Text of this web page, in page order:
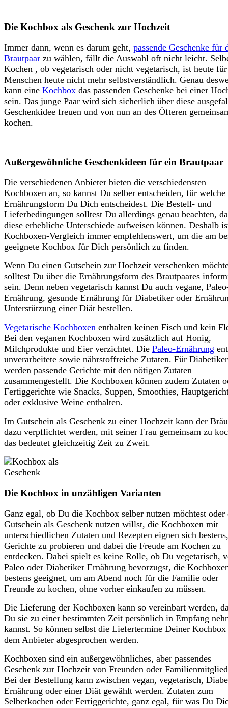
Die Kochbox als Geschenk zur Hochzeit
Immer dann, wenn es darum geht, passende Geschenke für
Brautpaar zu wählen, fällt die Auswahl oft nicht leicht.
Kochen , ob vegetarisch oder nicht vegetarisch, ist heute
Menschen heute nicht mehr selbstverständlich. Genau
kann eine Kochbox das passenden Geschenke bei einer
sein. Das junge Paar wird sich sicherlich über diese
Geschenkidee freuen und von nun an des Öfteren
kochen.
Außergewöhnliche Geschenkideen für ein Brautpaar
Die verschiedenen Anbieter bieten die verschiedensten
Kochboxen an, so kannst Du selber entscheiden, für welche
Ernährungsform Du Dich entscheidest. Die Bestell- und
Lieferbedingungen solltest Du allerdings genau beachten, da
diese erhebliche Unterschiede aufweisen können. Deshalb
Kochboxen-Vergleich immer empfehlenswert, um die am
geeignete Kochbox für Dich persönlich zu finden.
Wenn Du einen Gutschein zur Hochzeit verschenken
solltest Du über die Ernährungsform des Brautpaares
sein. Denn neben vegetarisch kannst Du auch vegane,
Ernährung, gesunde Ernährung für Diabetiker oder
Unterstützung einer Diät bestellen.
Vegetarische Kochboxen enthalten keinen Fisch und kein
Bei den veganen Kochboxen wird zusätzlich auf Honig,
Milchprodukte und Eier verzichtet. Die Paleo-Ernährung
unverarbeitete sowie nährstoffreiche Zutaten. Für Diabetiker
werden passende Gerichte mit den nötigen Zutaten
zusammengestellt. Die Kochboxen können zudem Zutaten
Fertiggerichte wie Snacks, Suppen, Smoothies,
oder exklusive Weine enthalten.
Im Gutschein als Geschenk zu einer Hochzeit kann der
dazu verpflichtet werden, mit seiner Frau gemeinsam zu
das bedeutet gleichzeitig Zeit zu Zweit.
Die Kochbox in unzähligen Varianten
Ganz egal, ob Du die Kochbox selber nutzen möchtest oder
Gutschein als Geschenk nutzen willst, die Kochboxen mit
unterschiedlichen Zutaten und Rezepten eignen sich
Gerichte zu probieren und dabei die Freude am Kochen zu
entdecken. Dabei spielt es keine Rolle, ob Du vegetarisch,
Paleo oder Diabetiker Ernährung bevorzugst, die
bestens geeignet, um am Abend noch für die Familie oder
Freunde zu kochen, ohne vorher einkaufen zu müssen.
Die Lieferung der Kochboxen kann so vereinbart werden,
Du sie zu einer bestimmten Zeit persönlich in Empfang
kannst. So können selbst die Liefertermine Deiner
dem Anbieter abgesprochen werden.
Kochboxen sind ein außergewöhnliches, aber passendes
Geschenk zur Hochzeit von Freunden oder
Bei der Bestellung kann zwischen vegan, vegetarisch,
Ernährung oder einer Diät gewählt werden. Zutaten zum
Selberkochen oder Fertiggerichte, ganz egal, für was Du